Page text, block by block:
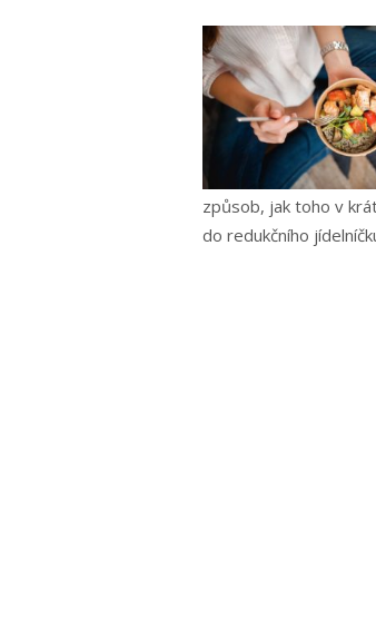
způsob, jak toho v
do redukčního